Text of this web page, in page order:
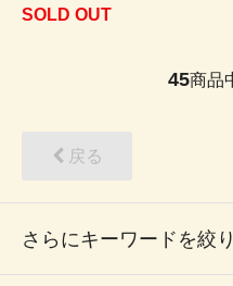
SOLD OUT
45商品
戻る
さらにキーワードを絞